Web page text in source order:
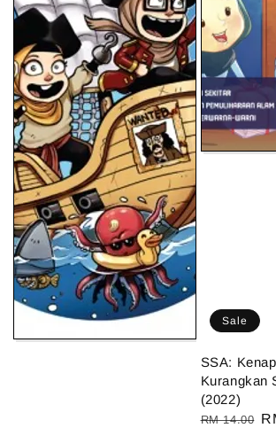
Sale
SSA:
Kurangkan
(2022)
Regular
RM 14.00